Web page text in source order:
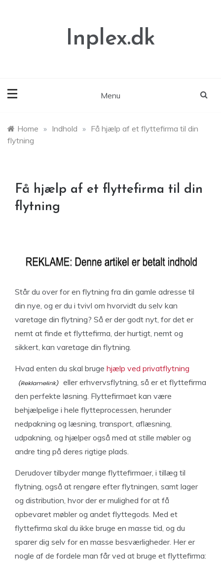
Inplex.dk
Menu
Home » Indhold » Få hjælp af et flyttefirma til din
flytning
Få hjælp af et flyttefirma til din
flytning
Står du over for en flytning fra din gamle adresse til
din nye, og er du i tvivl om hvorvidt du selv kan
varetage din flytning? Så er der godt nyt, for det er
nemt at finde et flyttefirma, der hurtigt, nemt og
sikkert, kan varetage din flytning.
Hvad enten du skal bruge hjælp ved privatflytning
eller erhvervsflytning, så er et flyttefirma
den perfekte løsning. Flyttefirmaet kan være
behjælpelige i hele flytteprocessen, herunder
nedpakning og læsning, transport, aflæsning,
udpakning, og hjælper også med at stille møbler og
andre ting på deres rigtige plads.
Derudover tilbyder mange flyttefirmaer, i tillæg til
flytning, også at rengøre efter flytningen, samt lager
og distribution, hvor der er mulighed for at få
opbevaret møbler og andet flyttegods. Med et
flyttefirma skal du ikke bruge en masse tid, og du
sparer dig selv for en masse besværligheder. Her er
nogle af de fordele man får ved at bruge et flyttefirma: